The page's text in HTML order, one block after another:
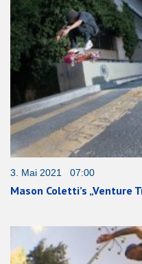
3. Mai 2021 07:00
Mason Coletti’s „Venture